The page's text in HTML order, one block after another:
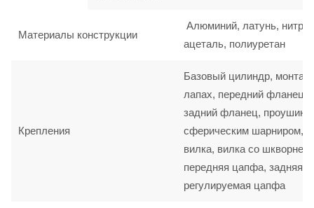
Материалы конструкции
Алюминий, латунь,
ацеталь, полиуретан
Крепления
Базовый цилиндр, монтаж
лапах, передний фланец,
задний фланец, проушина
сферическим шарниром,
вилка, вилка со шкворнем,
передняя цапфа, задняя
регулируемая цапфа